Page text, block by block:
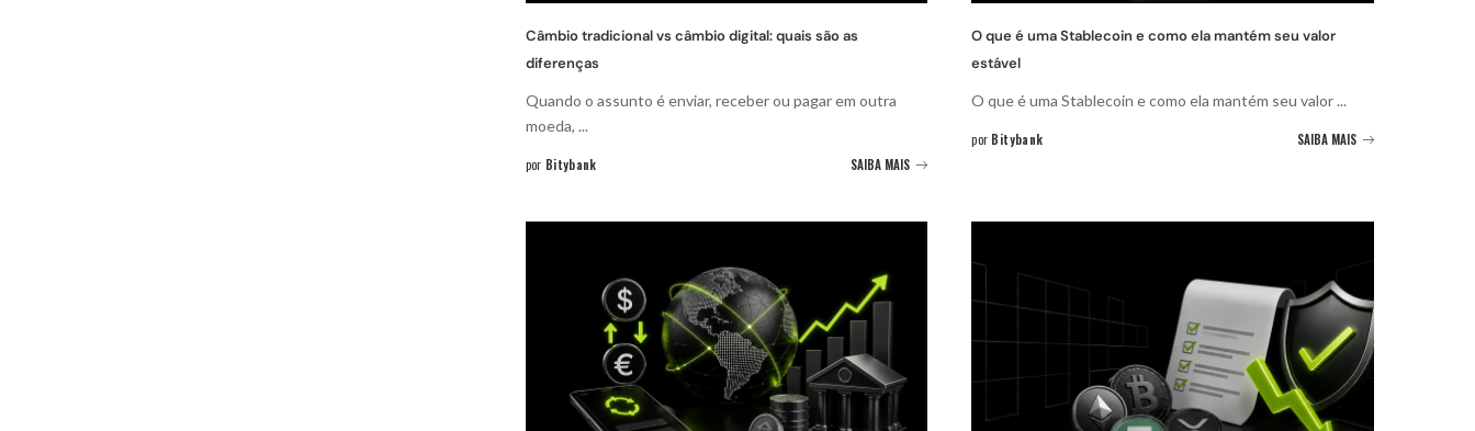
Câmbio tradicional vs câmbio digital: quais são as
diferenças
Quando o assunto é enviar, receber ou pagar em outra
moeda, ...
por Bitybank SAIBA MAIS
O que é uma Stablecoin e como ela mantém seu valor
estável
O que é uma Stablecoin e como ela mantém seu valor...
por Bitybank SAIBA MAIS